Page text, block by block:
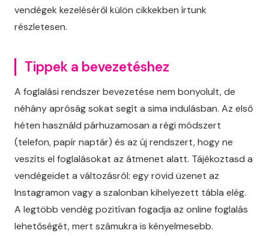
vendégek kezeléséről külön cikkekben írtunk
részletesen.
Tippek a bevezetéshez
A foglalási rendszer bevezetése nem bonyolult, de
néhány apróság sokat segít a sima indulásban. Az első
héten használd párhuzamosan a régi módszert
(telefon, papír naptár) és az új rendszert, hogy ne
veszíts el foglalásokat az átmenet alatt. Tájékoztasd a
vendégeidet a változásról: egy rövid üzenet az
Instagramon vagy a szalonban kihelyezett tábla elég.
A legtöbb vendég pozitívan fogadja az online foglalás
lehetőségét, mert számukra is kényelmesebb.